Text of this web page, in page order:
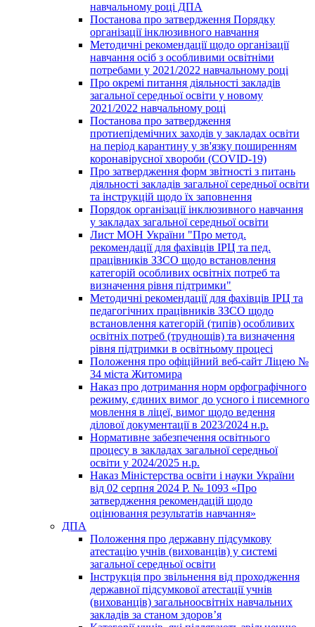
навчальному році ДПА
Постанова про затвердження Порядку
організації інклюзивного навчання
Методичні рекомендації щодо організації
навчання осіб з особливими освітніми
потребами у 2021/2022 навчальному році
Про окремі питання діяльності закладів
загальної середньої освіти у новому
2021/2022 навчальному році
Постанова про затвердження
протиепідемічних заходів у закладах освіти
на період карантину у зв'язку поширенням
коронавірусної хвороби (COVID-19)
Про затвердження форм звітності з питань
діяльності закладів загальної середньої освіти
та інструкцій щодо їх заповнення
Порядок організації інклюзивного навчання
у закладах загальної середньої освіти
Лист МОН України "Про метод.
рекомендації для фахівців ІРЦ та пед.
працівників ЗЗСО щодо встановлення
категорій особливих освітніх потреб та
визначення рівня підтримки"
Методичні рекомендації для фахівців ІРЦ та
педагогічних працівників ЗЗСО щодо
встановлення категорій (типів) особливих
освітніх потреб (труднощів) та визначення
рівня підтримки в освітньому процесі
Положення про офіційний веб-сайт Ліцею №
34 міста Житомира
Наказ про дотримання норм орфографічного
режиму, єдиних вимог до усного і писемного
мовлення в ліцеї, вимог щодо ведення
ділової документації в 2023/2024 н.р.
Нормативне забезпечення освітнього
процесу в закладах загальної середньої
освіти у 2024/2025 н.р.
Наказ Міністерства освіти і науки України
від 02 серпня 2024 Р. № 1093 «Про
затвердження рекомендацій щодо
оцінювання результатів навчання»
ДПА
Положення про державну підсумкову
атестацію учнів (вихованців) у системі
загальної середньої освіти
Інструкція про звільнення від проходження
державної підсумкової атестації учнів
(вихованців) загальноосвітніх навчальних
закладів за станом здоров’я